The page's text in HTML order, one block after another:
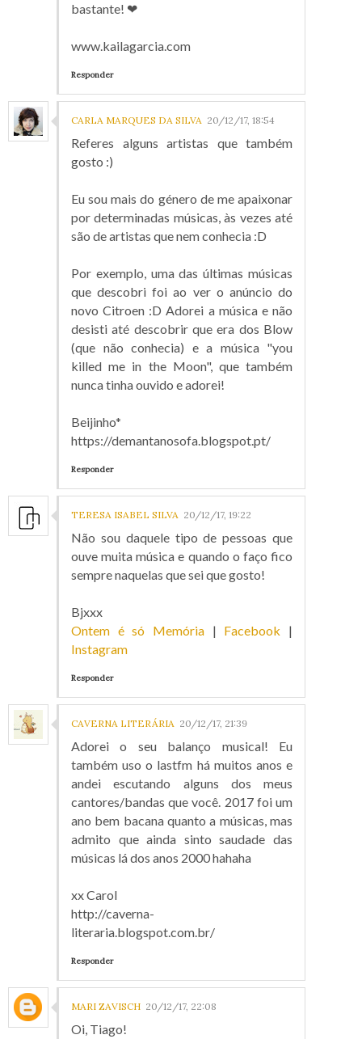
bastante! ❤
www.kailagarcia.com
Responder
CARLA MARQUES DA SILVA 20/12/17, 18:54
Referes alguns artistas que também
gosto :)
Eu sou mais do género de me apaixonar
por determinadas músicas, às vezes até
são de artistas que nem conhecia :D
Por exemplo, uma das últimas músicas
que descobri foi ao ver o anúncio do
novo Citroen :D Adorei a música e não
desisti até descobrir que era dos Blow
(que não conhecia) e a música "you
killed me in the Moon", que também
nunca tinha ouvido e adorei!
Beijinho*
https://demantanosofa.blogspot.pt/
Responder
TERESA ISABEL SILVA 20/12/17, 19:22
Não sou daquele tipo de pessoas que
ouve muita música e quando o faço fico
sempre naquelas que sei que gosto!
Bjxxx
Ontem é só Memória | Facebook |
Instagram
Responder
CAVERNA LITERÁRIA 20/12/17, 21:39
Adorei o seu balanço musical! Eu
também uso o lastfm há muitos anos e
andei escutando alguns dos meus
cantores/bandas que você. 2017 foi um
ano bem bacana quanto a músicas, mas
admito que ainda sinto saudade das
músicas lá dos anos 2000 hahaha
xx Carol
http://caverna-
literaria.blogspot.com.br/
Responder
MARI ZAVISCH 20/12/17, 22:08
Oi, Tiago!